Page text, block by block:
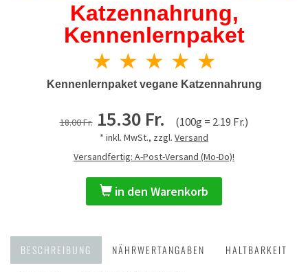
Katzennahrung,
Kennenlernpaket
★ ★ ★ ★ ★
Kennenlernpaket vegane Katzennahrung
18.00 Fr. 15.30 Fr. (100g = 2.19 Fr.)
* inkl. MwSt., zzgl. Versand
Versandfertig: A-Post-Versand (Mo-Do)!
in den Warenkorb
BESCHREIBUNG NÄHRWERTANGABEN
HALTBARKEIT